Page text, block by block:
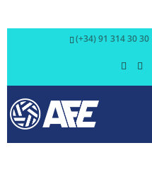
(+34) 91 314 30 30